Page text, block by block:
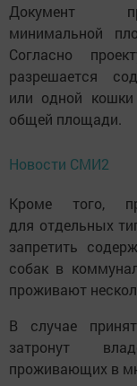
Документ
минимальной
Согласно
разрешается
или одной
общей площади.
Новости СМИ2
Кроме того,
для отдельных
запретить
собак в
проживают
В случае
затронут
проживающих в